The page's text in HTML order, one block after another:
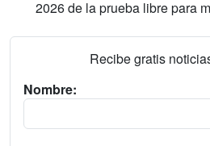
2026 de la prueba libre para
Recibe gratis
Nombre: